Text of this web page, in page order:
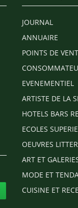
JOURNAL
ANNUAIRE
POINTS DE
EVENEMENTIEL
ARTISTE DE LA
HOTELS BARS
ECOLES
OEUVRES
ART ET
MODE ET
CUISINE ET